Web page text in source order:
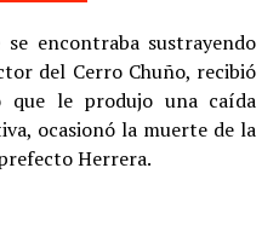
encontraba sustrayendo
del Cerro Chuño, recibió
que le produjo una caída
ocasionó la muerte de la
Herrera.